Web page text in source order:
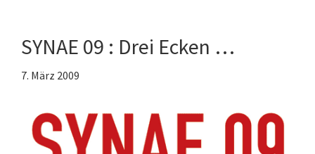
SYNAE 09 : Drei Ecken …
7. März 2009